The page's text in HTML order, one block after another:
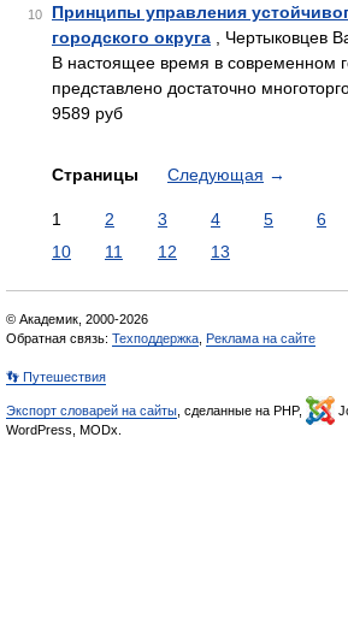
10
Принципы управления
городского округа , Чертыковцев
В настоящее время в современном
представлено достаточно
9589 руб
Страницы Следующая →
1 2 3 4 5 6
10
11 12 13
© Академик, 2000-2026
Обратная связь: Техподдержка Реклама на сайте
👣 Путешествия
Экспорт словарей на сайты , сделанные на PHP,
WordPress, MODx.